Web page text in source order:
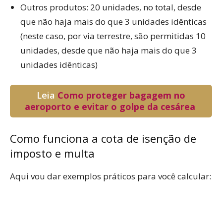
Outros produtos: 20 unidades, no total, desde
que não haja mais do que 3 unidades idênticas
(neste caso, por via terrestre, são permitidas 10
unidades, desde que não haja mais do que 3
unidades idênticas)
Leia Como proteger bagagem no
aeroporto e evitar o golpe da cesárea
Como funciona a cota de isenção de
imposto e multa
Aqui vou dar exemplos práticos para você calcular: